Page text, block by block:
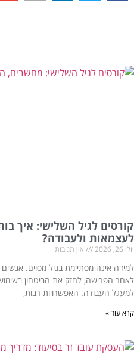
קורסים לגיל השלישי: איך
לעצמאות ולעבודה?
יולי 26, 2026 אין תגובות
למידה אינה מסתיימת בגיל מסוים.
לאחר הפרישה, לחזק את הביטחון בשימוש
למעגל העבודה. האפשרויות רבות,
קרא עוד »